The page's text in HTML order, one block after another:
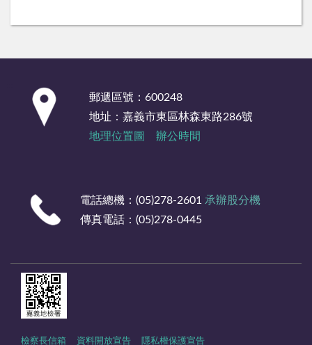
郵遞區號：600248
地址：嘉義市東區林森東路286號
地理位置圖
辦公時間
電話總機：(05)278-2601 承辦股分機
傳真電話：(05)278-0445
檢察長信箱 資料開放宣告 隱私權保護宣告